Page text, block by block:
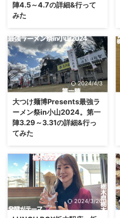
陣4.5～4.7の詳細&行って
みた
2024/4/3
大つけ麺博Presents最強ラ
ーメン祭in小山2024。第一
陣3.29～3.31の詳細&行っ
てみた
2024/3/20